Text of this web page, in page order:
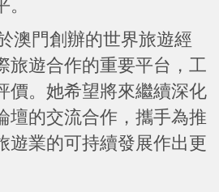
澳門創辦的世界旅遊經
旅遊合作的重要平台，工
價。她希望將來繼續深化
壇的交流合作，攜手為推
遊業的可持續發展作出更